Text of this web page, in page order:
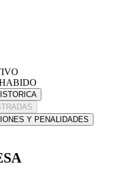
Y PENALIDADES